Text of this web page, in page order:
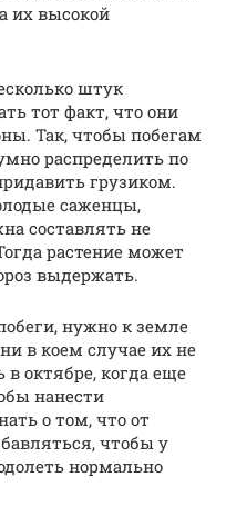
их высокой
штук
тот факт, что они
Так, чтобы побегам
распределить по
грузиком.
саженцы,
составлять не
растение может
выдержать.
нужно к земле
в коем случае их не
октябре, когда еще
нанести
о том, что от
чтобы у
нормально